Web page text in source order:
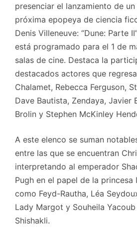
presenciar el lanzamiento de
próxima epopeya de ciencia
Denis Villeneuve: “Dune: Parte
está programado para el 1 de
salas de cine. Destaca la
destacados actores que
Chalamet, Rebecca Ferguson,
Dave Bautista, Zendaya, Javier
Brolin y Stephen McKinley
A este elenco se suman
entre las que se encuentran
interpretando al emperador
Pugh en el papel de la princesa
como Feyd-Rautha, Léa
Lady Margot y Souheila
Shishakli.